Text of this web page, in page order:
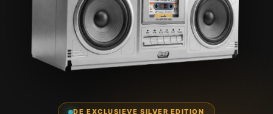
DE EXCLUSIEVE SILVER EDITION